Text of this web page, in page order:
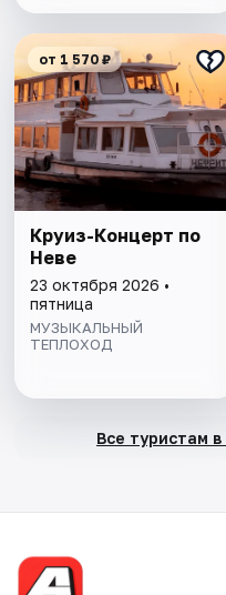
от 1 570 ₽
Круиз-Концерт по
Неве
23 октября 2026 •
пятница
МУЗЫКАЛЬНЫЙ
ТЕПЛОХОД
Все туристам